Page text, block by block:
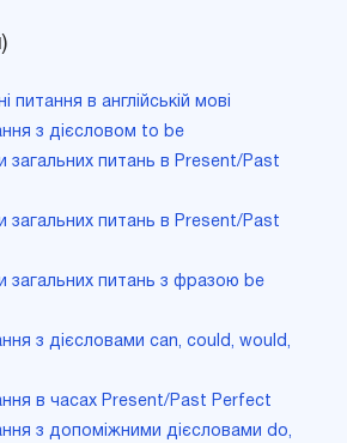
питання в англійській мові
з дієсловом to be
загальних питань в Present/Past
загальних питань в Present/Past
загальних питань з фразою be
з дієсловами can, could, would,
в часах Present/Past Perfect
з допоміжними дієсловами do,